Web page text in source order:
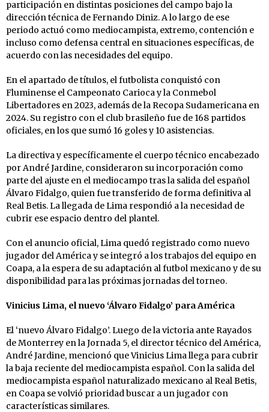
participación en distintas posiciones del campo bajo la
dirección técnica de Fernando Diniz. A lo largo de ese
periodo actuó como mediocampista, extremo, contención e
incluso como defensa central en situaciones específicas, de
acuerdo con las necesidades del equipo.
En el apartado de títulos, el futbolista conquistó con
Fluminense el Campeonato Carioca y la Conmebol
Libertadores en 2023, además de la Recopa Sudamericana en
2024. Su registro con el club brasileño fue de 168 partidos
oficiales, en los que sumó 16 goles y 10 asistencias.
La directiva y específicamente el cuerpo técnico encabezado
por André Jardine, consideraron su incorporación como
parte del ajuste en el mediocampo tras la salida del español
Álvaro Fidalgo, quien fue transferido de forma definitiva al
Real Betis. La llegada de Lima respondió a la necesidad de
cubrir ese espacio dentro del plantel.
Con el anuncio oficial, Lima quedó registrado como nuevo
jugador del América y se integró a los trabajos del equipo en
Coapa, a la espera de su adaptación al futbol mexicano y de su
disponibilidad para las próximas jornadas del torneo.
Vinicius Lima, el nuevo ‘Álvaro Fidalgo’ para América
El ‘nuevo Álvaro Fidalgo’. Luego de la victoria ante Rayados
de Monterrey en la Jornada 5, el director técnico del América,
André Jardine, mencionó que Vinicius Lima llega para cubrir
la baja reciente del mediocampista español. Con la salida del
mediocampista español naturalizado mexicano al Real Betis,
en Coapa se volvió prioridad buscar a un jugador con
características similares.